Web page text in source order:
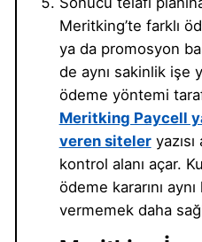
Meritking’te farklı
ya da promosyon
de aynı sakinlik işe
ödeme yöntemi
Meritking Paycell
veren siteleryazısı
kontrol alanı açar.
ödeme kararını
vermemek daha